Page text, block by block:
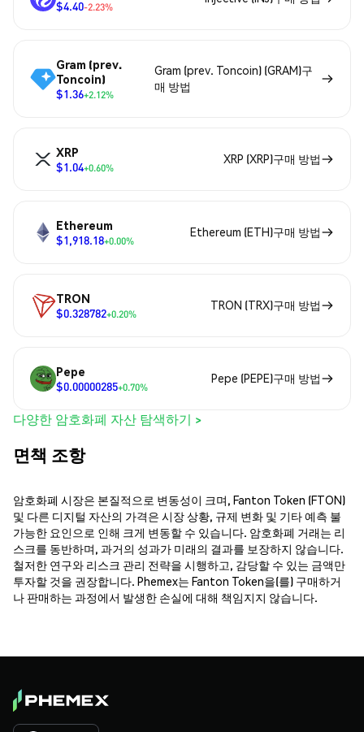
$4.40-2.23%
Gram (prev.
Toncoin)
$1.36+2.12%
Gram (prev. Toncoin) (GRAM)구
매 방법
XRP
$1.04+0.60%
XRP (XRP)구매 방법
Ethereum
$1,918.18+0.00%
Ethereum (ETH)구매 방법
TRON
$0.328782+0.20%
TRON (TRX)구매 방법
Pepe
$0.00000285+0.70%
Pepe (PEPE)구매 방법
다양한 암호화폐 자산 탐색하기 >
면책 조항
암호화폐 시장은 본질적으로 변동성이 크며, Fanton Token (FTON)
및 다른 디지털 자산의 가격은 시장 상황, 규제 변화 및 기타 예측 불
가능한 요인으로 인해 크게 변동할 수 있습니다. 암호화폐 거래는 리
스크를 동반하며, 과거의 성과가 미래의 결과를 보장하지 않습니다.
철저한 연구와 리스크 관리 전략을 시행하고, 감당할 수 있는 금액만
투자할 것을 권장합니다. Phemex는 Fanton Token을(를) 구매하거
나 판매하는 과정에서 발생한 손실에 대해 책임지지 않습니다.